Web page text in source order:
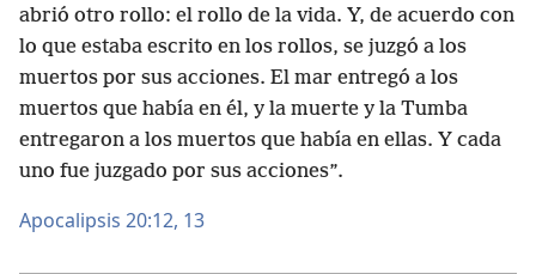
abrió otro rollo: el rollo de la vida. Y, de acuerdo con
lo que estaba escrito en los rollos, se juzgó a los
muertos por sus acciones. El mar entregó a los
muertos que había en él, y la muerte y la Tumba
entregaron a los muertos que había en ellas. Y cada
uno fue juzgado por sus acciones”.
Apocalipsis 20:12, 13